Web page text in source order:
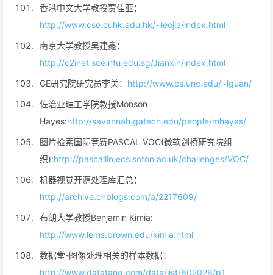
香港中文大学教授贾佳亚：
http://www.cse.cuhk.edu.hk/~leojia/index.html
南京大学教授吴建鑫：
http://c2inet.sce.ntu.edu.sg/Jianxin/index.html
GE研究院研究员李关： http://www.cs.unc.edu/~lguan/
佐治亚理工学院教授Monson
Hayes:http://savannah.gatech.edu/people/mhayes/
图片检索国际竞赛PASCAL VOC(微软剑桥研究院组
织):http://pascallin.ecs.soton.ac.uk/challenges/VOC/
机器视觉开源处理库汇总：
http://archive.cnblogs.com/a/2217609/
布朗大学教授Benjamin Kimia:
http://www.lems.brown.edu/kimia.html
数据堂-图像处理相关的样本数据：
http://www.datatang.com/data/list/602026/p1